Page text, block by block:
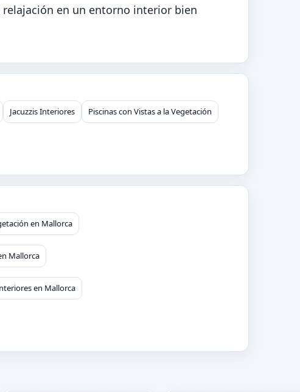
en un entorno interior bien
Jacuzzis Interiores Piscinas con Vistas a la Vegetación
en Mallorca
Mallorca
en Mallorca